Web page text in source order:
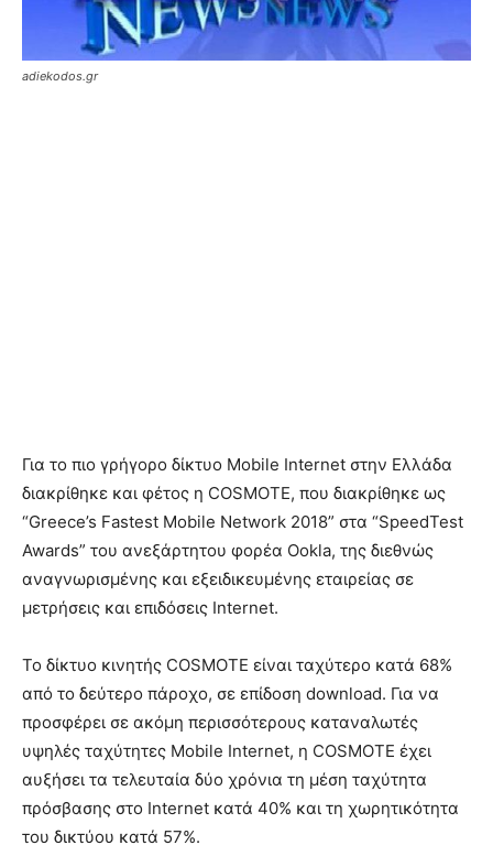
adiekodos.gr
Για το πιο γρήγορο δίκτυο Mobile Internet στην Ελλάδα
διακρίθηκε και φέτος η COSMOTE, που διακρίθηκε ως
“Greece’s Fastest Mobile Network 2018” στα “SpeedTest
Awards” του ανεξάρτητου φορέα Ookla, της διεθνώς
αναγνωρισμένης και εξειδικευμένης εταιρείας σε
μετρήσεις και επιδόσεις Internet.
Το δίκτυο κινητής COSMOTE είναι ταχύτερο κατά 68%
από το δεύτερο πάροχο, σε επίδοση download. Για να
προσφέρει σε ακόμη περισσότερους καταναλωτές
υψηλές ταχύτητες Mobile Internet, η COSMOTE έχει
αυξήσει τα τελευταία δύο χρόνια τη μέση ταχύτητα
πρόσβασης στο Internet κατά 40% και τη χωρητικότητα
του δικτύου κατά 57%.